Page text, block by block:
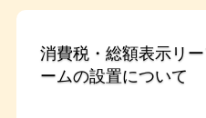
消費税・総額表示リ
ームの設置について